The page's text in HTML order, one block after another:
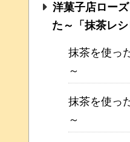
洋菓子店ロー
た～「抹茶レシ
抹茶を使っ
～
抹茶を使っ
～